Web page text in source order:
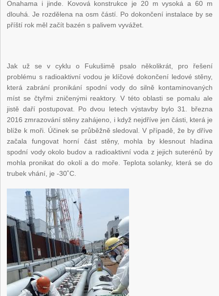
Onahama i jinde. Kovová konstrukce je 20 m vysoká a 60 m
dlouhá. Je rozdělena na osm částí. Po dokončení instalace by se
příští rok měl začít bazén s palivem vyvážet.
Jak už se v cyklu o Fukušimě psalo několikrát, pro řešení
problému s radioaktivní vodou je klíčové dokončení ledové stěny,
která zabrání pronikání spodní vody do silně kontaminovaných
míst se čtyřmi zničenými reaktory. V této oblasti se pomalu ale
jistě daří postupovat. Po dvou letech výstavby bylo 31. března
2016 zmrazování stěny zahájeno, i když nejdříve jen části, která je
blíže k moři. Účinek se průběžně sledoval. V případě, že by dříve
začala fungovat horní část stěny, mohla by klesnout hladina
spodní vody okolo budov a radioaktivní voda z jejich suterénů by
mohla pronikat do okolí a do moře. Teplota solanky, která se do
trubek vhání, je -30˚C.